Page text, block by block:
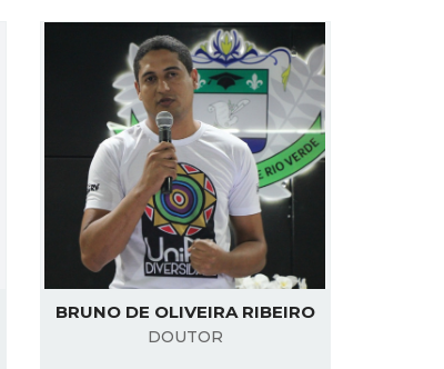
BRUNO DE OLIVEIRA RIBEIRO
DOUTOR